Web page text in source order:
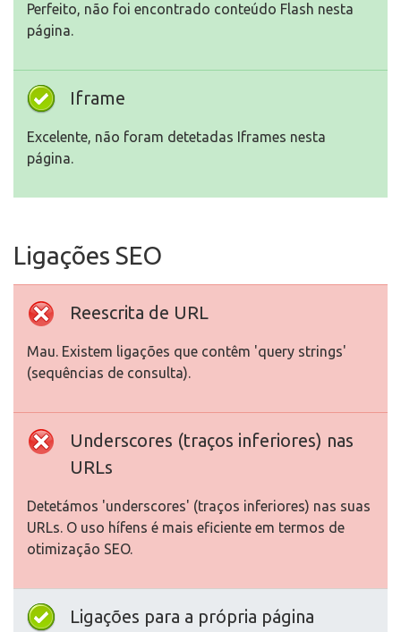
Perfeito, não foi encontrado conteúdo Flash nesta
página.
Iframe
Excelente, não foram detetadas Iframes nesta
página.
Ligações SEO
Reescrita de URL
Mau. Existem ligações que contêm 'query strings'
(sequências de consulta).
Underscores (traços inferiores) nas
URLs
Detetámos 'underscores' (traços inferiores) nas suas
URLs. O uso hífens é mais eficiente em termos de
otimização SEO.
Ligações para a própria página